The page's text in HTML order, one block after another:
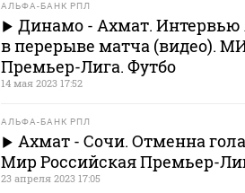
АЛЬФА-БАНК РПЛ
Динамо - Ахмат.
в перерыве матча (видео).
Премьер-Лига. Футбо
14 мая 2023 17:52
АЛЬФА-БАНК РПЛ
Ахмат - Сочи. Отменна
Мир Российская Премьер-
23 апреля 2023 17:05